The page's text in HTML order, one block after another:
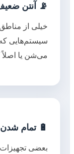
📡 آنتن ضعیف
خیلی از
سیستم‌هایی
می‌شن یا اصلاً
🔋 تمام شدن
بعضی